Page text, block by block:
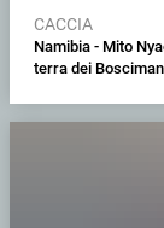
CACCIA
Namibia - Mito
terra dei